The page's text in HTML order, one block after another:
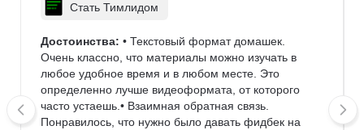
Стать Тимлидом
Достоинства: • Текстовый формат домашек.
Очень классно, что материалы можно изучать в
любое удобное время и в любом месте. Это
определенно лучше видеоформата, от которого
часто устаешь.• Взаимная обратная связь.
Понравилось, что нужно было давать фидбек на